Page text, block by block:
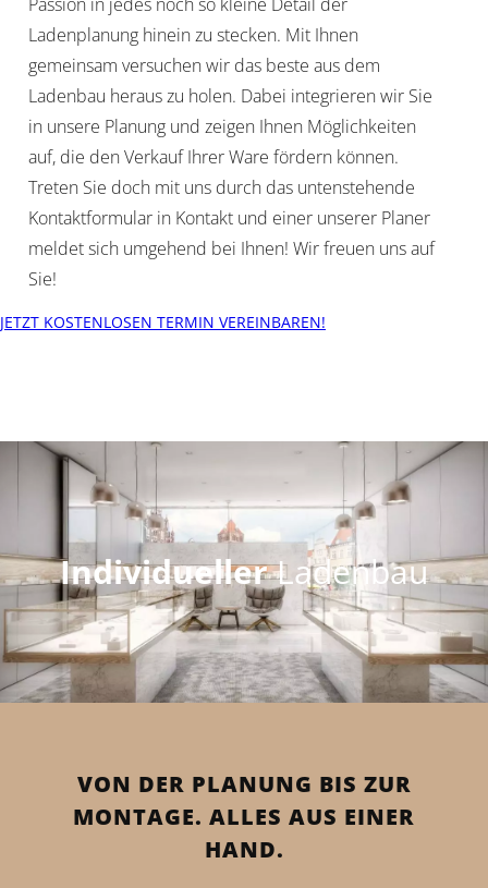
Ladenplanung hinein zu stecken. Mit Ihnen
gemeinsam versuchen wir das beste aus dem
Ladenbau heraus zu holen. Dabei integrieren wir Sie
in unsere Planung und zeigen Ihnen Möglichkeiten
auf, die den Verkauf Ihrer Ware fördern können.
Treten Sie doch mit uns durch das untenstehende
Kontaktformular in Kontakt und einer unserer Planer
meldet sich umgehend bei Ihnen! Wir freuen uns auf
Sie!
JETZT KOSTENLOSEN TERMIN VEREINBAREN!
IndividuellerLadenbau
VON DER PLANUNG BIS ZUR
MONTAGE. ALLES AUS EINER
HAND.